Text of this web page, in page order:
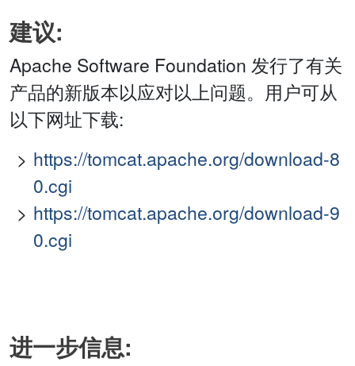
建议:
Apache Software Foundation 发行了有关
产品的新版本以应对以上问题。用户可从
以下网址下载:
https://tomcat.apache.org/download-8
0.cgi
https://tomcat.apache.org/download-9
0.cgi
进一步信息: